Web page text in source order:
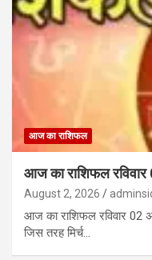
आज का राशिफल
आज का राशिफल
August 2, 2026
आज का राशिफल रविवार 02
जिस तरह मिर्च…